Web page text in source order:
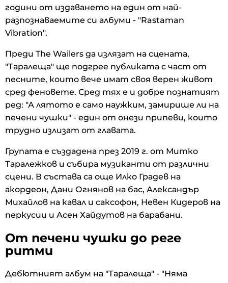
години от издаването на един от най-
разпознаваемите си албуми - "Rastaman
Vibration".
Преди The Wailers да излязат на сцената,
"Таралеща" ще подгрее публиката с част от
песните, които вече имат своя верен живот
сред феновете. Сред тях е и добре познатият
ред: "А лятото е само наужким, замирише ли на
печени чушки" - един от онези припеви, които
трудно излизат от главата.
Групата е създадена през 2019 г. от Митко
Таралежков и събира музиканти от различни
сцени. В състава са още Илко Градев на
акордеон, Дани Огнянов на бас, Александър
Михайлов на кавал и саксофон, Невен Кидеров на
перкусии и Асен Хайдутов на барабани.
От печени чушки до реге
ритми
Дебютният албум на "Таралеща" - "Няма